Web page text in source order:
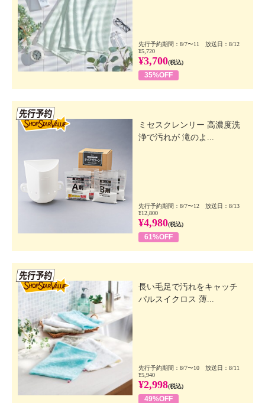
先行予約期間：8/7〜11 放送日：8/12
¥5,720
¥3,700(税込)
35%OFF
ミセスクレンリー 高濃度洗
浄で汚れが 滝のよ...
先行予約期間：8/7〜12 放送日：8/13
¥12,800
¥4,980(税込)
61%OFF
長い毛足で汚れをキャッチ
パルスイクロス 薄...
先行予約期間：8/7〜10 放送日：8/11
¥5,940
¥2,998(税込)
49%OFF